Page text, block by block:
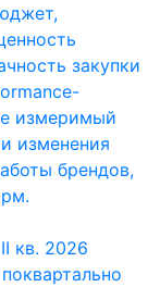
закупки
измеримый
изменения
брендов,
кв. 2026